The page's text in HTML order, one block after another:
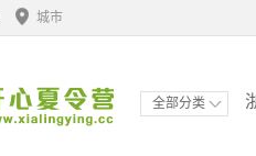
城市
全部分类